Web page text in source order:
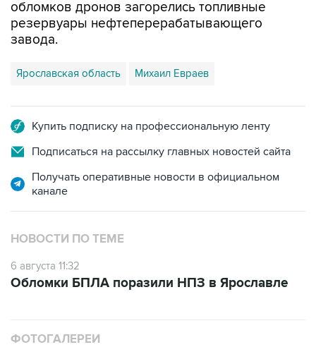
обломков дронов загорелись топливные
резервуары нефтеперерабатывающего
завода.
Ярославская область Михаил Евраев
Купить подписку на профессиональную ленту
Подписаться на рассылку главных новостей сайта
Получать оперативные новости в официальном
канале
НОВОСТИ ПО ТЕМЕ
6 августа 11:32
Обломки БПЛА поразили НПЗ в Ярославле
ФОТОГАЛЕРЕИ